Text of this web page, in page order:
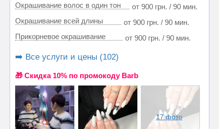
Окрашивание волос в один тон
от 900 грн. / 90 мин.
Окрашивание всей длины
от 900 грн. / 90 мин.
Прикорневое окрашивание
от 900 грн. / 90 мин.
➡️ Все услуги и цены (102)
🎁 Cкидка 10% по промокоду Barb
17 фото